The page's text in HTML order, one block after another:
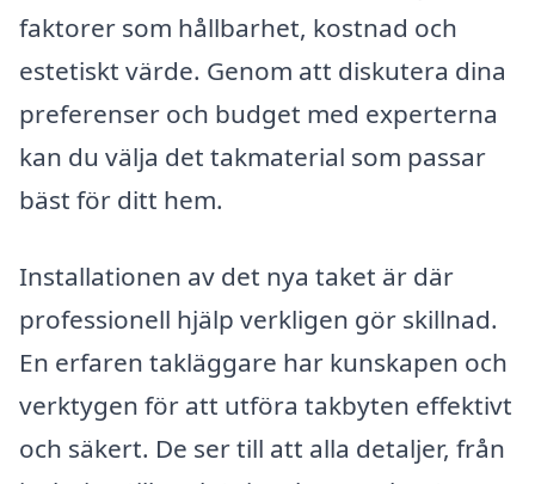
faktorer som hållbarhet, kostnad och
estetiskt värde. Genom att diskutera dina
preferenser och budget med experterna
kan du välja det takmaterial som passar
bäst för ditt hem.
Installationen av det nya taket är där
professionell hjälp verkligen gör skillnad.
En erfaren takläggare har kunskapen och
verktygen för att utföra takbyten effektivt
och säkert. De ser till att alla detaljer, från